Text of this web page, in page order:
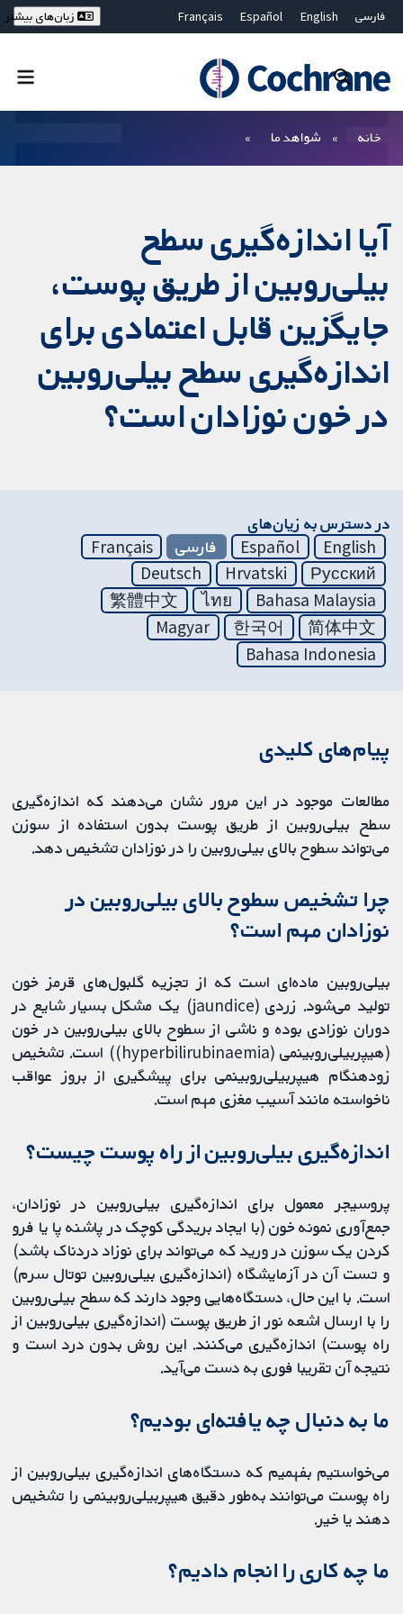
فارسی English
Español
Français
Bahasa Malaysia
ไทย
繁體中文
زبان‌های بیشتر
خانه شواهد ما
آیا اندازه‌گیری سطح
بیلی‌روبین از طریق پوست،
جایگزین قابل اعتمادی برای
اندازه‌گیری سطح بیلی‌روبین
در خون نوزادان است؟
در دسترس به زیان‌های
English
Español فارسی
Français
Русский
Hrvatski
Deutsch
Bahasa Malaysia
ไทย
繁體中文
简体中文
한국어
Magyar
Bahasa Indonesia
پیام‌های کلیدی
مطالعات موجود در این مرور نشان می‌دهند که اندازه‌گیری
سطح بیلی‌روبین از طریق پوست بدون استفاده از سوزن
می‌تواند سطوح بالای بیلی‌روبین را در نوزادان تشخیص دهد.
چرا تشخیص سطوح بالای بیلی‌روبین در
نوزادان مهم است؟
بیلی‌روبین ماده‌ای است که از تجزیه گلبول‌های قرمز خون
تولید می‌شود. زردی (jaundice) یک مشکل بسیار شایع در
دوران نوزادی بوده و ناشی از سطوح بالای بیلی‌روبین در خون
(هیپربیلی‌روبینمی (hyperbilirubinaemia)) است. تشخیص
زودهنگام هیپربیلی‌روبینمی برای پیشگیری از بروز عواقب
ناخواسته مانند آسیب مغزی مهم است.
اندازه‌گیری بیلی‌روبین از راه پوست چیست؟
پروسیجر معمول برای اندازه‌گیری بیلی‌روبین در نوزادان،
جمع‌آوری نمونه خون (با ایجاد بریدگی کوچک در پاشنه پا یا فرو
کردن یک سوزن در ورید که می‌تواند برای نوزاد دردناک باشد)
و تست آن در آزمایشگاه (اندازه‌گیری بیلی‌روبین توتال سرم)
است. با این حال، دستگاه‌هایی وجود دارند که سطح بیلی‌روبین
را با ارسال اشعه نور از طریق پوست (اندازه‌گیری بیلی‌روبین از
راه پوست) اندازه‌گیری می‌کنند. این روش بدون درد است و
نتیجه آن تقریبا فوری به دست می‌آید.
ما به دنبال چه یافته‌ای بودیم؟
می‌خواستیم بفهمیم که دستگاه‌های اندازه‌گیری بیلی‌روبین از
راه پوست می‌توانند به‌طور دقیق هیپربیلی‌روبینمی را تشخیص
دهند یا خیر.
ما چه کاری را انجام دادیم؟